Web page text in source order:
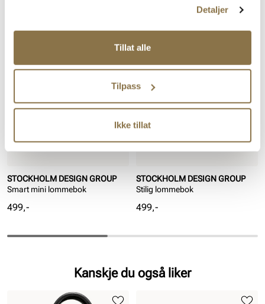
Detaljer
Tillat alle
Tilpass
Ikke tillat
Lignende produkter
STOCKHOLM DESIGN GROUP
Smart mini lommebok
Pris
499,-
STOCKHOLM DESIGN GROUP
Stilig lommebok
Pris
499,-
Kanskje du også liker